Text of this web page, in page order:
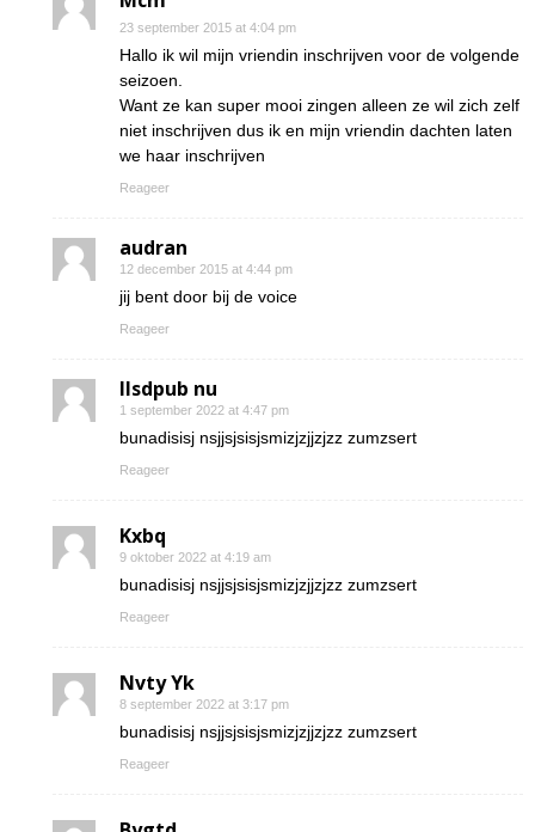
23 september 2015 at 4:04 pm
Hallo ik wil mijn vriendin inschrijven voor de volgende
seizoen.
Want ze kan super mooi zingen alleen ze wil zich zelf
niet inschrijven dus ik en mijn vriendin dachten laten
we haar inschrijven
Reageer
audran
12 december 2015 at 4:44 pm
jij bent door bij de voice
Reageer
Ilsdpub nu
1 september 2022 at 4:47 pm
bunadisisj nsjjsjsisjsmizjzjjzjzz zumzsert
Reageer
Kxbq
9 oktober 2022 at 4:19 am
bunadisisj nsjjsjsisjsmizjzjjzjzz zumzsert
Reageer
Nvty Yk
8 september 2022 at 3:17 pm
bunadisisj nsjjsjsisjsmizjzjjzjzz zumzsert
Reageer